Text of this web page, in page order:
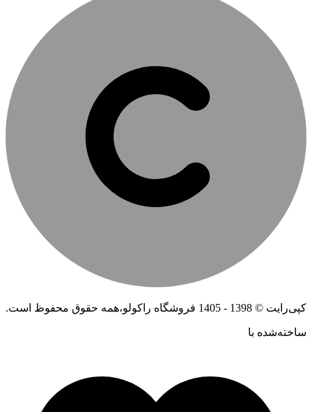
کپی‌رایت © 1398 - 1405 فروشگاه راکولو،همه حقوق محفوظ است.
ساخته‌شده ‌با